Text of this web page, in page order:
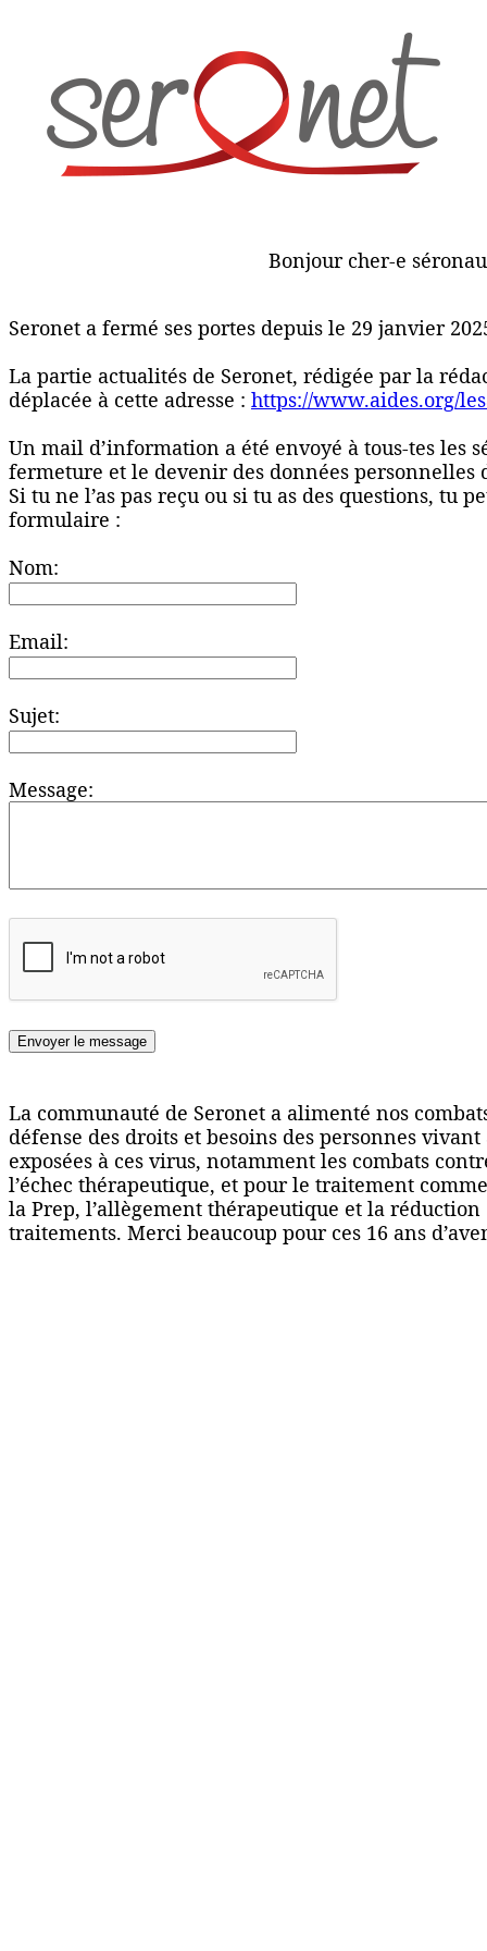
Bonjour cher-e
Seronet a fermé ses portes depuis le 29 janvier
La partie actualités de Seronet, rédigée par la
déplacée à cette adresse : https://www.aides.org/
Un mail d’information a été envoyé à tous-tes les
fermeture et le devenir des données personnelles
Si tu ne l’as pas reçu ou si tu as des questions, tu
formulaire :
Nom:
Email:
Sujet:
Message:
Envoyer le message
La communauté de Seronet a alimenté nos
défense des droits et besoins des personnes
exposées à ces virus, notamment les combats
l’échec thérapeutique, et pour le traitement
la Prep, l’allègement thérapeutique et la
traitements. Merci beaucoup pour ces 16 ans